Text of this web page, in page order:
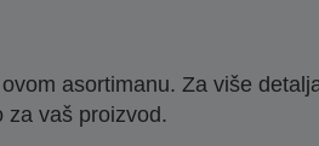
asortimanu. Za više
za vaš proizvod.